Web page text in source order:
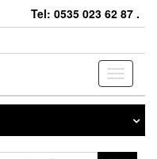
Tel: 0535 023 62 87 .
Toggle